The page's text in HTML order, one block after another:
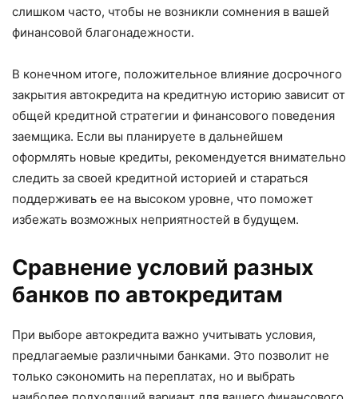
слишком часто, чтобы не возникли сомнения в вашей
финансовой благонадежности.
В конечном итоге, положительное влияние досрочного
закрытия автокредита на кредитную историю зависит от
общей кредитной стратегии и финансового поведения
заемщика. Если вы планируете в дальнейшем
оформлять новые кредиты, рекомендуется внимательно
следить за своей кредитной историей и стараться
поддерживать ее на высоком уровне, что поможет
избежать возможных неприятностей в будущем.
Сравнение условий разных
банков по автокредитам
При выборе автокредита важно учитывать условия,
предлагаемые различными банками. Это позволит не
только сэкономить на переплатах, но и выбрать